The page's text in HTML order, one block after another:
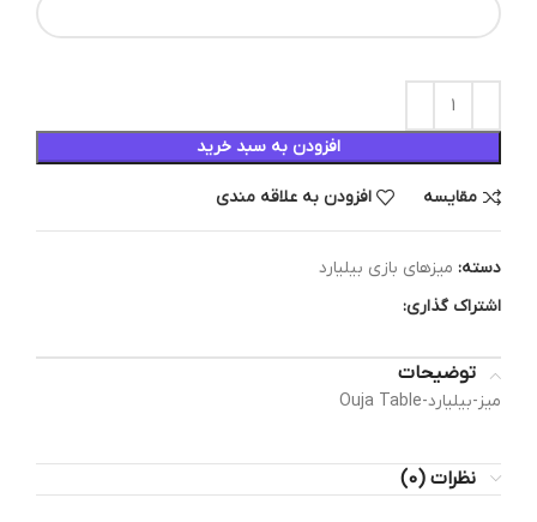
افزودن به سبد خرید
مقایسه افزودن به علاقه مندی
دسته: میزهای بازی بیلیارد
اشتراک گذاری:
توضیحات
میز-بیلیارد-Ouja Table
نظرات (0)